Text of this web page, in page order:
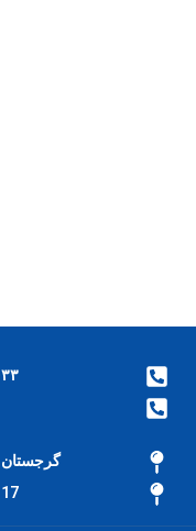
۹۹۵-
گرجستان
17 პეტრე მელიქიშვილის ქუჩა, თბილისი